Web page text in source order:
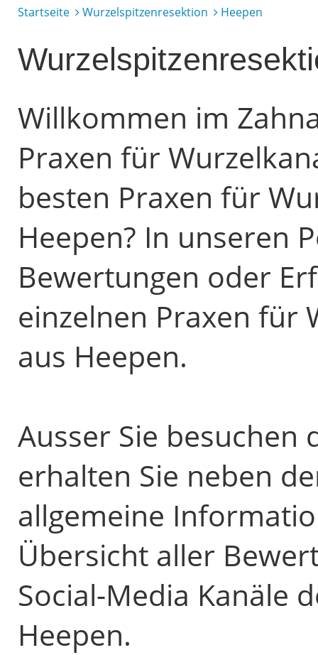
Startseite Wurzelspitzenresektion Heepen
Willkommen im
Praxen für
besten Praxen für
Heepen? In unseren
Bewertungen oder
einzelnen Praxen für
aus Heepen.
Ausser Sie besuchen
erhalten Sie neben
allgemeine
Übersicht aller
Social-Media Kanäle
Heepen.